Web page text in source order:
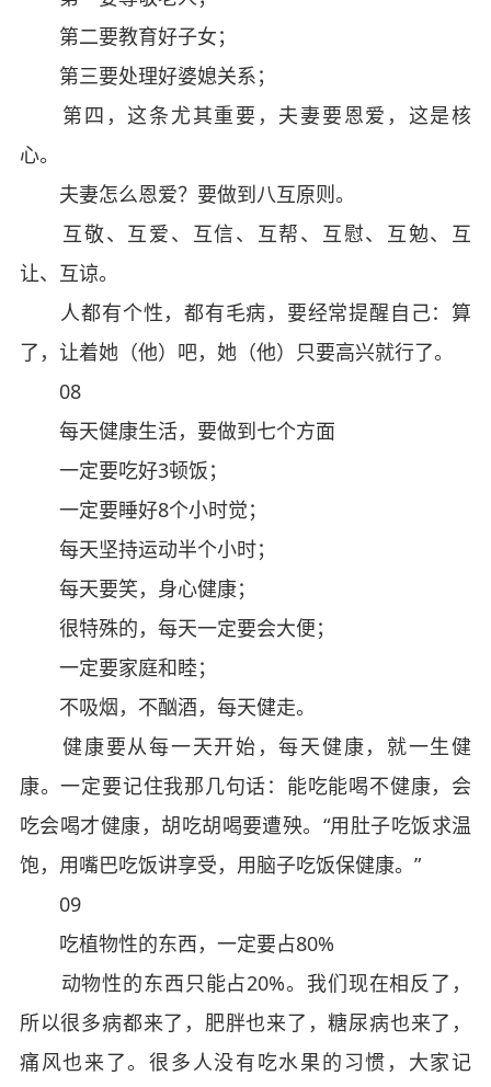
第二要教育好子女；
第三要处理好婆媳关系；
第四，这条尤其重要，夫妻要恩爱，这是核
心。
夫妻怎么恩爱？要做到八互原则。
互敬、互爱、互信、互帮、互慰、互勉、互
让、互谅。
人都有个性，都有毛病，要经常提醒自己：算
了，让着她（他）吧，她（他）只要高兴就行了。
08
每天健康生活，要做到七个方面
一定要吃好3顿饭；
一定要睡好8个小时觉；
每天坚持运动半个小时；
每天要笑，身心健康；
很特殊的，每天一定要会大便；
一定要家庭和睦；
不吸烟，不酗酒，每天健走。
健康要从每一天开始，每天健康，就一生健
康。一定要记住我那几句话：能吃能喝不健康，会
吃会喝才健康，胡吃胡喝要遭殃。“用肚子吃饭求温
饱，用嘴巴吃饭讲享受，用脑子吃饭保健康。”
09
吃植物性的东西，一定要占80%
动物性的东西只能占20%。我们现在相反了，
所以很多病都来了，肥胖也来了，糖尿病也来了，
痛风也来了。很多人没有吃水果的习惯，大家记